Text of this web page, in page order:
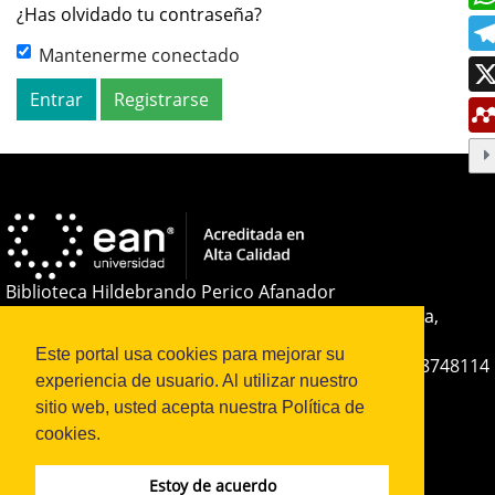
Este portal usa cookies para mejorar su
experiencia de usuario. Al utilizar nuestro
sitio web, usted acepta nuestra Política de
cookies.
Estoy de acuerdo
¿Has olvidado tu contraseña?
Mantenerme conectado
Entrar
Registrarse
Biblioteca Hildebrando Perico Afanador
El Nogal: Carrera 11 # 78 - 47 Bogotá D.C., Colombia,
Teléfono:+(57-601) 593 6464 Ext. 2285
+57 316 8748114
E-mail:
soporteojs@universidadean.edu.co
biblioteca@universidadean.edu.co
Sistema OJS - Metabiblioteca |